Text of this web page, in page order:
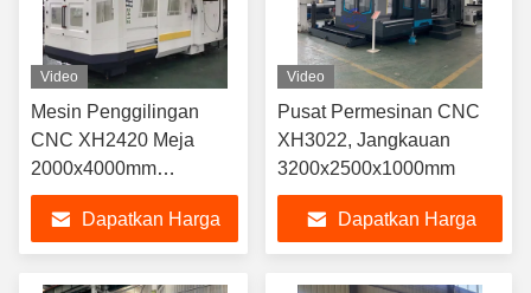
Video
Mesin Penggilingan
CNC XH2420 Meja
2000x4000mm
Kapasitas 10000kg
Dapatkan Harga
Video
Pusat Permesinan CNC
XH3022, Jangkauan
3200x2500x1000mm
Dapatkan Harga